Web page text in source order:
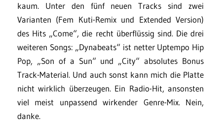
kaum. Unter den fünf neuen Tracks sind zwei
Varianten (Fem Kuti-Remix und Extended Version)
des Hits „Come“, die recht überflüssig sind. Die drei
weiteren Songs: „Dynabeats“ ist netter Uptempo Hip
Pop, „Son of a Sun“ und „City“ absolutes Bonus
Track-Material. Und auch sonst kann mich die Platte
nicht wirklich überzeugen. Ein Radio-Hit, ansonsten
viel meist unpassend wirkender Genre-Mix. Nein,
danke.